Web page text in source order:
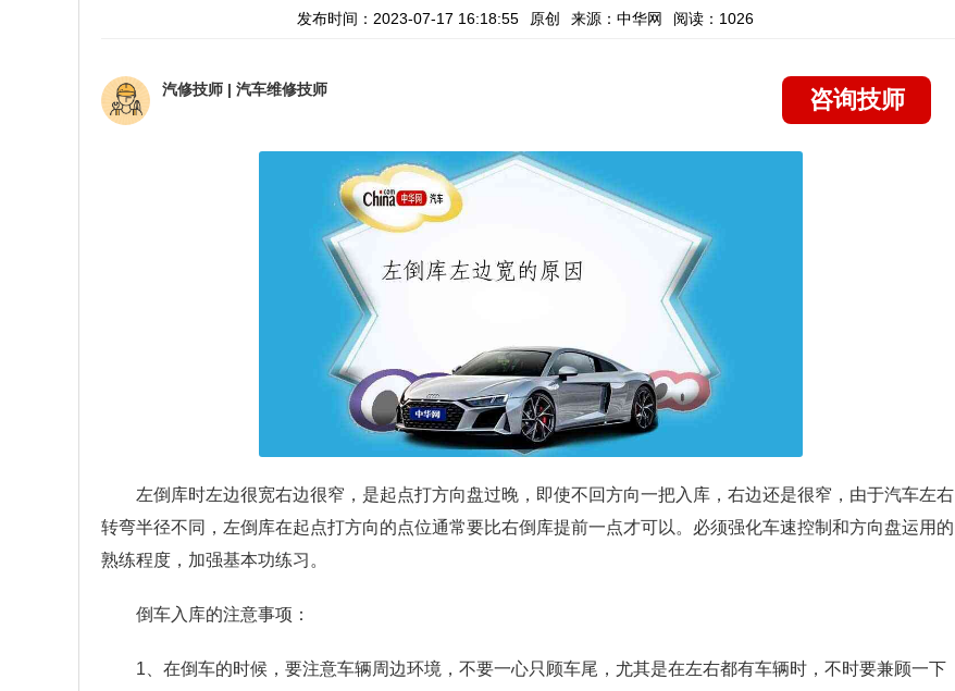
发布时间：2023-07-17 16:18:55 原创 来源：中华网 阅读：1026
汽修技师 | 汽车维修技师 咨询技师
左倒库时左边很宽右边很窄，是起点打方向盘过晚，即使不回方向一把入库，右边还是很窄，由于汽车左右
转弯半径不同，左倒库在起点打方向的点位通常要比右倒库提前一点才可以。必须强化车速控制和方向盘运用的
熟练程度，加强基本功练习。
倒车入库的注意事项：
1、在倒车的时候，要注意车辆周边环境，不要一心只顾车尾，尤其是在左右都有车辆时，不时要兼顾一下